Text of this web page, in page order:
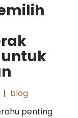
| blog
penting